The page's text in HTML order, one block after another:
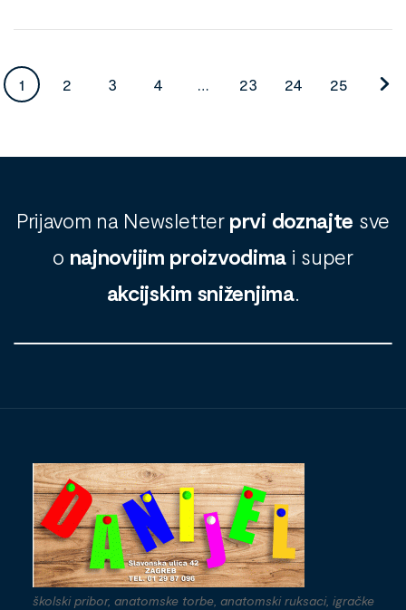
1 2 3 4 … 23 24 25
Prijavom na Newsletter prvi doznajte sve
o najnovijim proizvodima i super
akcijskim sniženjima.
školski pribor, anatomske torbe, anatomski ruksaci, igračke